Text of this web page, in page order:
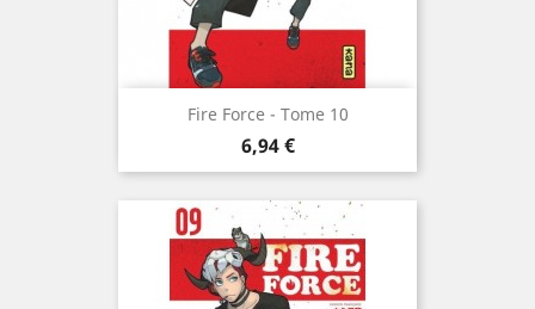
Fire Force - Tome 10
Prix
6,94 €